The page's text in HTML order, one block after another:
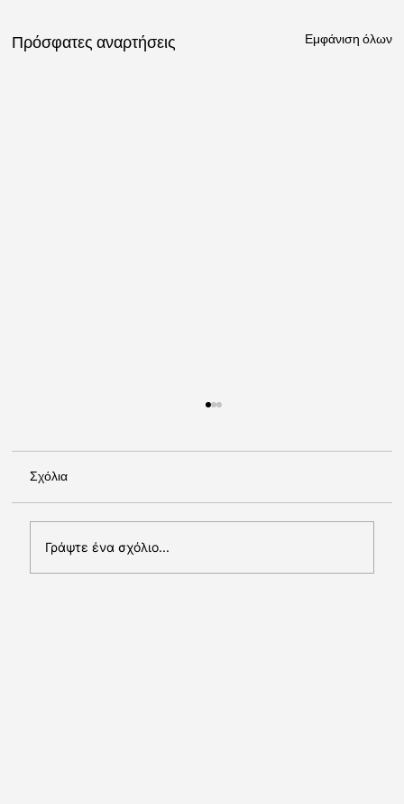
Πρόσφατες αναρτήσεις Εμφάνιση όλων
Σχόλια
Γράψτε ένα σχόλιο...